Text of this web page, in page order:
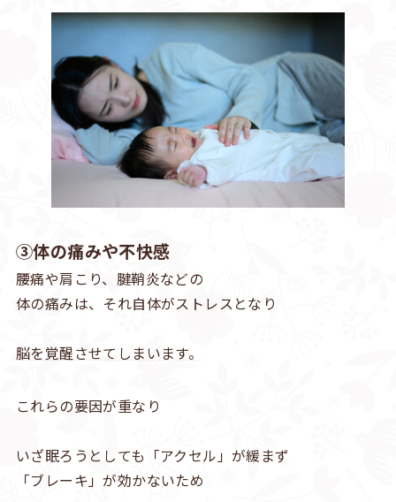
③体の痛みや不快感
腰痛や肩こり、腱鞘炎などの
体の痛みは、それ自体がストレスとなり
脳を覚醒させてしまいます。
これらの要因が重なり
いざ眠ろうとしても「アクセル」が緩まず
「ブレーキ」が効かないため